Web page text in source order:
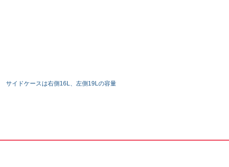
サイドケースは右側16L、左側19Lの容量